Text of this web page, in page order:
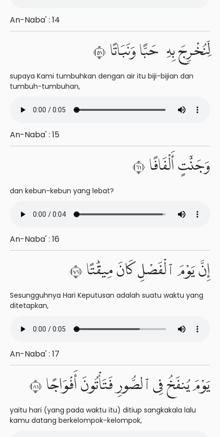
An-Naba' : 14
لِّنُخْرِجَ بِهِۦ حَبًّا وَنَبَاتًا ١٥
supaya Kami tumbuhkan dengan air itu biji-bijian dan
tumbuh-tumbuhan,
An-Naba' : 15
وَجَنَّٰتٍ أَلْفَافًا ١٦
dan kebun-kebun yang lebat?
An-Naba' : 16
إِنَّ يَوْمَ ٱلْفَصْلِ كَانَ مِيقَٰتًا ١٧
Sesungguhnya Hari Keputusan adalah suatu waktu yang
ditetapkan,
An-Naba' : 17
يَوْمَ يُنفَخُ فِى ٱلصُّورِ فَتَأْتُونَ أَفْوَاجًا ١٨
yaitu hari (yang pada waktu itu) ditiup sangkakala lalu
kamu datang berkelompok-kelompok,